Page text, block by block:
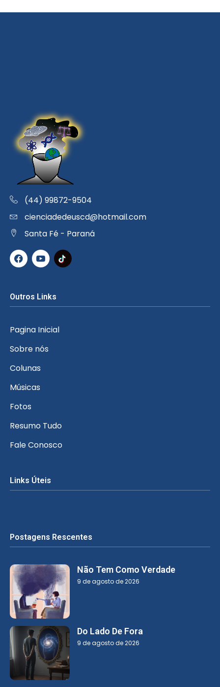
(44) 99872-9504
cienciadedeuscd@hotmail.com
Santa Fé - Paraná
Outros Links
Pagina Inicial
Sobre nós
Colunas
Músicas
Fotos
Resumo Tudo
Fale Conosco
Links Úteis
Postagens Rescentes
Não Tem Como Verdade
9 de agosto de 2026
Do Lado De Fora
9 de agosto de 2026